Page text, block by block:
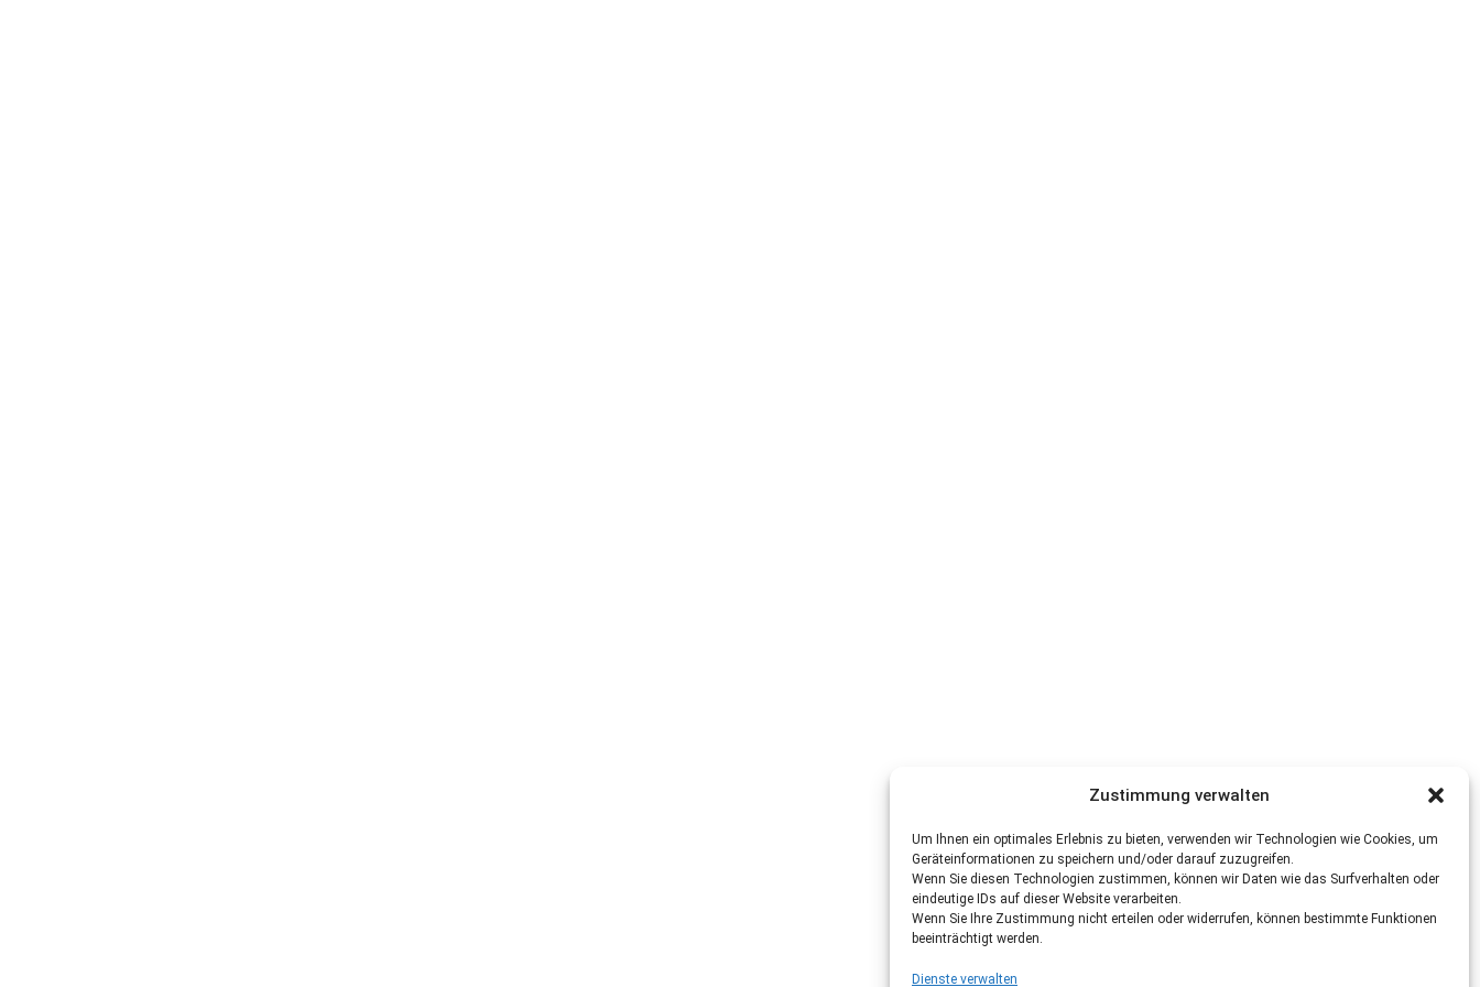
Zustimmung verwalten
Um Ihnen ein optimales Erlebnis zu bieten, verwenden wir Technologien wie Cookies, um
Geräteinformationen zu speichern und/oder darauf zuzugreifen.
Wenn Sie diesen Technologien zustimmen, können wir Daten wie das Surfverhalten oder
eindeutige IDs auf dieser Website verarbeiten.
Wenn Sie Ihre Zustimmung nicht erteilen oder widerrufen, können bestimmte Funktionen
beeinträchtigt werden.
Dienste verwalten